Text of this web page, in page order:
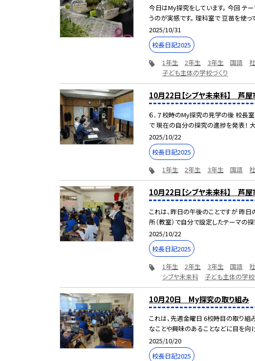
今日はMy探究をしています。 今回 テ
うのが実感です。 理科室で 豆苗を使っ
2025/10/31
校長日記2025
1年生
2年生 3年生 国語
子ども主体の学校づくり
10月22日【シブヤ未来科】 芦
６．７校時のMy探究の見学の後 校長
で 現在の自分の探究の進捗を発表！
2025/10/22
校長日記2025
1年生
2年生 3年生 国語
10月22日【シブヤ未来科】 芦
これは、昨日の午後のことですが 昨
所（教室）で自分で設定したテーマの
2025/10/22
校長日記2025
1年生
2年生 3年生 国語
シブヤ未来科
子ども主体の学校
10月20日 My探究の取り組み
これは、先週金曜日 6校時目の取り組
なことや興味のあることなどに目を向
2025/10/20
校長日記2025